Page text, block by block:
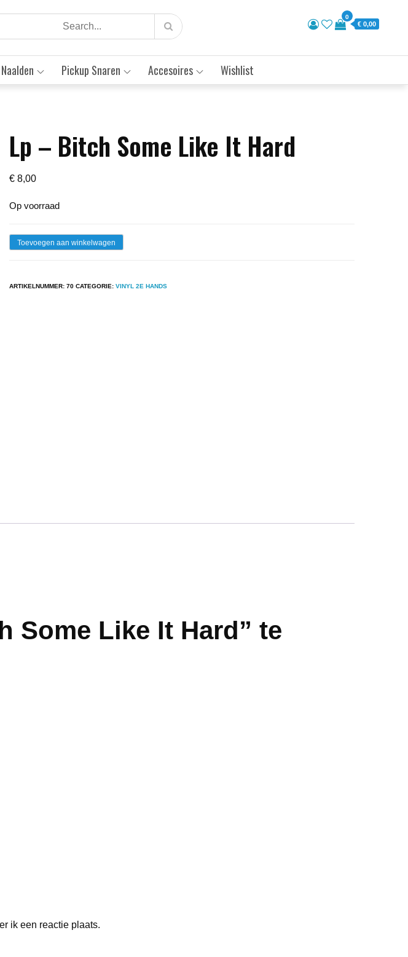
0
€ 0,00
Pickup Snaren Accesoires Wishlist
Lp – Bitch Some Like It Hard
€ 8,00
Op voorraad
LpToevoegen aan winkelwagen
ARTIKELNUMMER:70 CATEGORIE:VINYL 2E HANDS
Some Like It Hard” te
ik een reactie plaats.